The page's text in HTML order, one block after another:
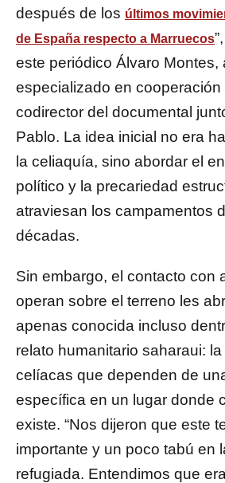
después de los últimos
de España respecto a Marruecos
este periódico Álvaro Montes,
especializado en
codirector del documental
Pablo. La idea inicial no era
la celiaquía, sino abordar el
político y la precariedad
atraviesan los campamentos
décadas.
Sin embargo, el contacto con
operan sobre el terreno les
apenas conocida incluso
relato humanitario saharaui:
celíacas que dependen de
específica en un lugar donde
existe. “Nos dijeron que este
importante y un poco tabú en
refugiada. Entendimos que